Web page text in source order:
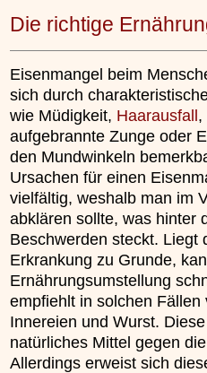
Die richtige
Eisenmangel beim
sich durch
wie Müdigkeit, Haarausfall,
aufgebrannte Zunge oder
den Mundwinkeln
Ursachen für einen
vielfältig, weshalb man im
abklären sollte, was hinter
Beschwerden steckt. Liegt
Erkrankung zu Grunde,
Ernährungsumstellung
empfiehlt in solchen
Innereien und Wurst.
natürliches Mittel gegen
Allerdings erweist sich
In der TCM sind Experten der
unterliegt.
»»»